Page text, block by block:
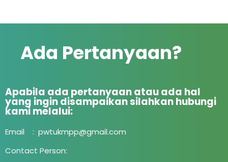
Ada Pertanyaan?
Apabila ada pertanyaan atau ada hal
yang ingin disampaikan silahkan hubungi
kami melalui:
Email : pwtukmpp@gmail.com
Contact Person: